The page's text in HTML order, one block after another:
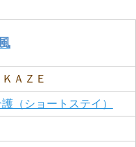
ＡＺＥ
（ショートステイ）